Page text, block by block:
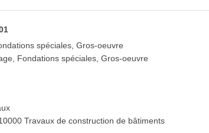
spéciales, Gros-oeuvre
Fondations spéciales, Gros-oeuvre
Travaux de construction de bâtiments